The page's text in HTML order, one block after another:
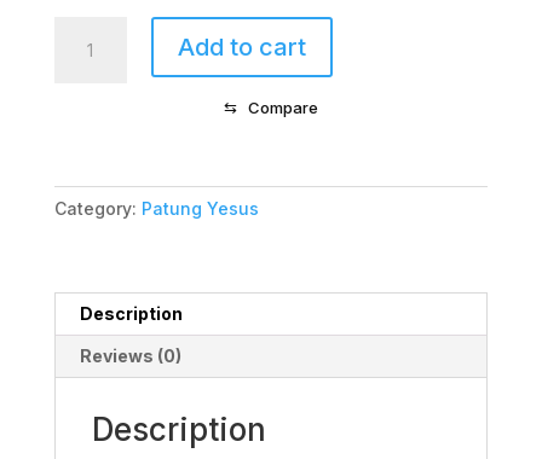
Yesus
Add to cart
⇆ Compare
Category: Patung Yesus
Description
Reviews (0)
Description